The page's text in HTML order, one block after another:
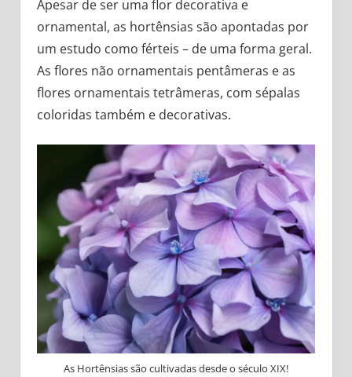
Apesar de ser uma flor decorativa e
ornamental, as hortênsias são apontadas por
um estudo como férteis – de uma forma geral.
As flores não ornamentais pentâmeras e as
flores ornamentais tetrâmeras, com sépalas
coloridas também e decorativas.
As Hortênsias são cultivadas desde o século XIX!